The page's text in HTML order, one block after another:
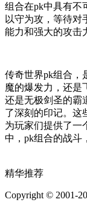
组合在pk中具有不
以守为攻，等待对
能力和强大的攻击
传奇世界pk组合，
魔的爆发力，还是
还是无极剑圣的霸
了深刻的印记。这
为玩家们提供了一
中，pk组合的战斗
精华推荐
Copyright © 2001-